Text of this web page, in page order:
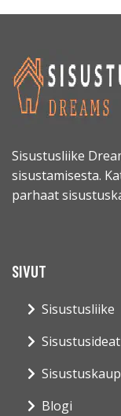
Sisustusliike
sisustamisesta.
parhaat
SIVUT
Sisustusliike
Sisustusideat
Blogi